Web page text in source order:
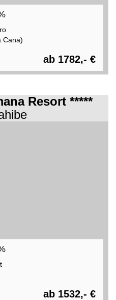
Cana)
ab 1782,- €
Resort *****
ab 1532,- €